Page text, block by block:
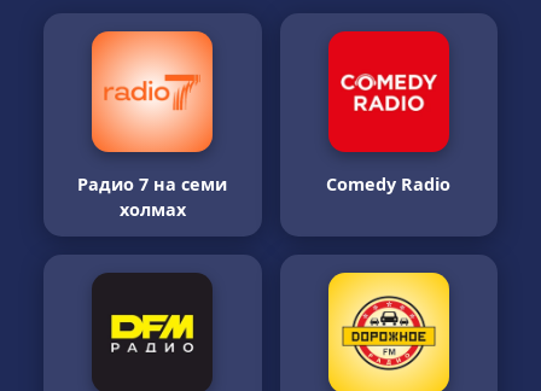
Радио 7 на семи
холмах
Comedy Radio